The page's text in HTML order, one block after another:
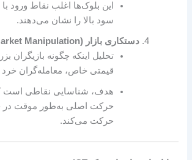
این بلوک‌ها اغلب نقاط ورود
سود بالا را نشان می‌دهند.
دستکاری بازار (Market Manipulation):
تحلیل اینکه چگونه بازیگران
قیمتی خاص، معامله‌گران
هدف، شناسایی نقاطی است
حرکت اصلی به‌طور موقت
حرکت می‌کند.